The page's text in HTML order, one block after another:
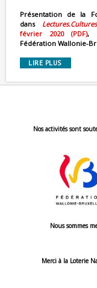
Présentation de la
dans Lectures.Cultures
février 2020 (PDF),
Fédération Wallonie-
LIRE PLUS
Nos activités sont
Nous sommes
Merci à la Loterie